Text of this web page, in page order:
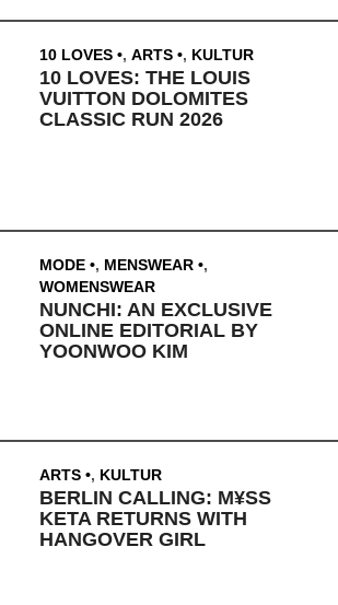
10 LOVES , ARTS , KULTUR
10 LOVES: THE LOUIS
VUITTON DOLOMITES
CLASSIC RUN 2026
MODE , MENSWEAR
,
WOMENSWEAR
NUNCHI: AN EXCLUSIVE
ONLINE EDITORIAL BY
YOONWOO KIM
ARTS , KULTUR
BERLIN CALLING: M¥SS
KETA RETURNS WITH
HANGOVER GIRL